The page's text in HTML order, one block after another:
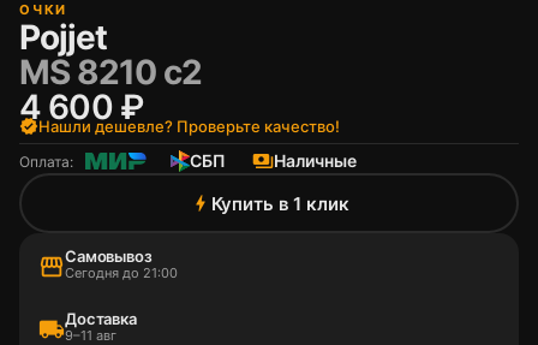
ОЧКИ
Pojjet
MS 8210 c2
4 600 ₽
verifiedНашли дешевле? Проверьте качество!
Оплата: СБП paymentsНаличные
bolt Купить в 1 клик
storefrontСамовывоз
Сегодня до 21:00
local_shippingДоставка
9–11 авг